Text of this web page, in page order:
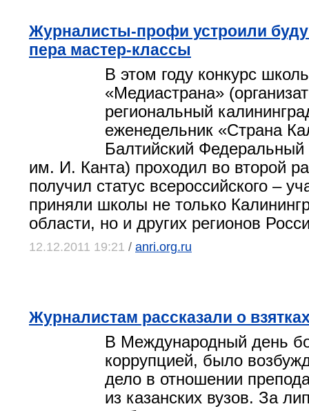
Журналисты-профи устроили
пера мастер-классы
В этом году конкурс
«Медиастрана»
региональный
еженедельник «Страна
Балтийский Федеральный
им. И. Канта) проходил во второй
получил статус всероссийского –
приняли школы не только
области, но и других регионов
12.12.2011 19:21 / anri.org.ru
Журналистам рассказали о
В Международный день
коррупцией, было
дело в отношении
из казанских вузов. За